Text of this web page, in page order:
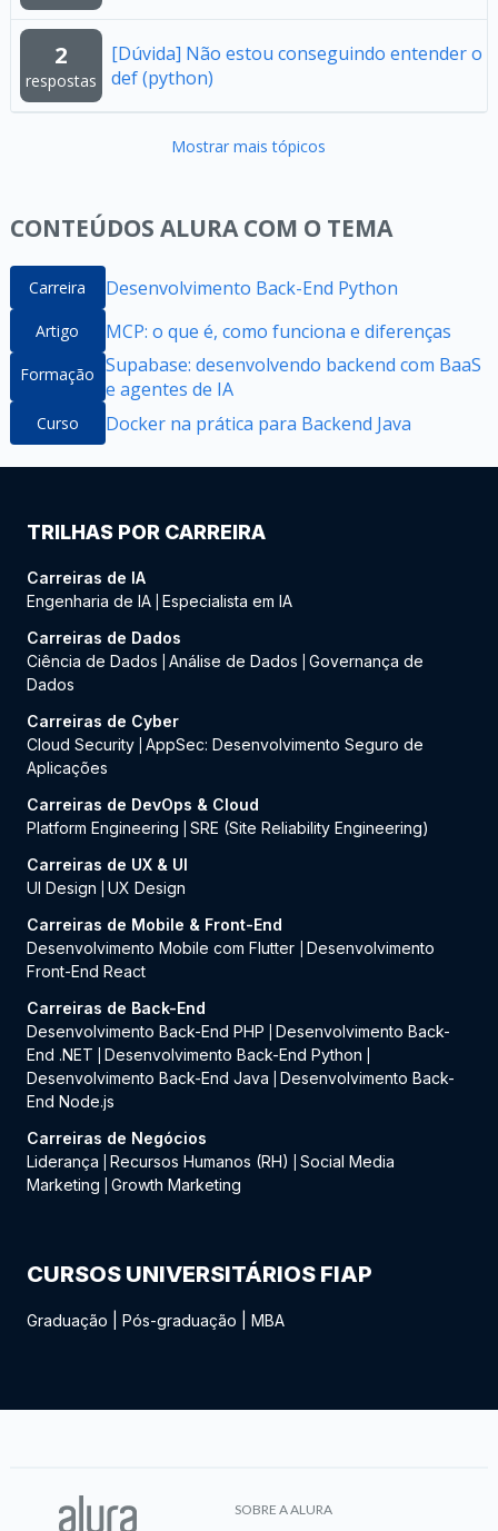
2
respostas
[Dúvida] Não estou conseguindo entender o
def (python)
Mostrar mais tópicos
CONTEÚDOS ALURA COM O TEMA
Carreira Desenvolvimento Back-End Python
Artigo MCP: o que é, como funciona e diferenças
Formação Supabase: desenvolvendo backend com BaaS
e agentes de IA
Curso Docker na prática para Backend Java
TRILHAS POR CARREIRA
Carreiras de IA
Engenharia de IA Especialista em IA
Carreiras de Dados
Ciência de Dados
Análise de Dados
Governança de
Dados
Carreiras de Cyber
Cloud Security AppSec: Desenvolvimento Seguro de
Aplicações
Carreiras de DevOps & Cloud
Platform Engineering
SRE (Site Reliability Engineering)
Carreiras de UX & UI
UI Design
UX Design
Carreiras de Mobile & Front-End
Desenvolvimento Mobile com Flutter
Desenvolvimento
Front-End React
Carreiras de Back-End
Desenvolvimento Back-End PHP
Desenvolvimento Back-
End .NET
Desenvolvimento Back-End Python
Desenvolvimento Back-End Java
Desenvolvimento Back-
End Node.js
Carreiras de Negócios
Liderança
Recursos Humanos (RH)
Social Media
Marketing
Growth Marketing
CURSOS UNIVERSITÁRIOS FIAP
Graduação Pós-graduação MBA
SOBRE A ALURA